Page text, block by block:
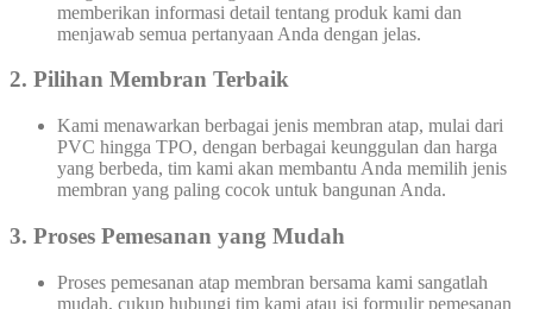
memberikan informasi detail tentang produk kami dan
menjawab semua pertanyaan Anda dengan jelas.
2. Pilihan Membran Terbaik
Kami menawarkan berbagai jenis membran atap, mulai dari
PVC hingga TPO, dengan berbagai keunggulan dan harga
yang berbeda, tim kami akan membantu Anda memilih jenis
membran yang paling cocok untuk bangunan Anda.
3. Proses Pemesanan yang Mudah
Proses pemesanan atap membran bersama kami sangatlah
mudah, cukup hubungi tim kami atau isi formulir pemesanan